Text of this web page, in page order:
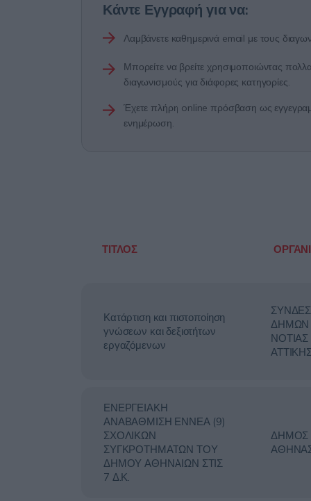
Κάντε Εγγραφή για να:
Λαμβάνετε καθημερινά email με τους
Μπορείτε να βρείτε χρησιμοποιώντας
διαγωνισμούς για διάφορες κατηγορίες.
Έχετε πλήρη online πρόσβαση ως
ενημέρωση.
ΤΙΤΛΟΣ
Κατάρτιση και πιστοποίηση
γνώσεων και δεξιοτήτων
εργαζόμενων
ΔΗΜΩΝ
ΝΟΤΙΑΣ
ΕΝΕΡΓΕΙΑΚΗ
ΑΝΑΒΑΘΜΙΣΗ ΕΝΝΕΑ (9)
ΣΧΟΛΙΚΩΝ
ΣΥΓΚΡΟΤΗΜΑΤΩΝ ΤΟΥ
ΔΗΜΟΥ ΑΘΗΝΑΙΩΝ ΣΤΙΣ
7 Δ.Κ.
ΔΗΜΟΣ